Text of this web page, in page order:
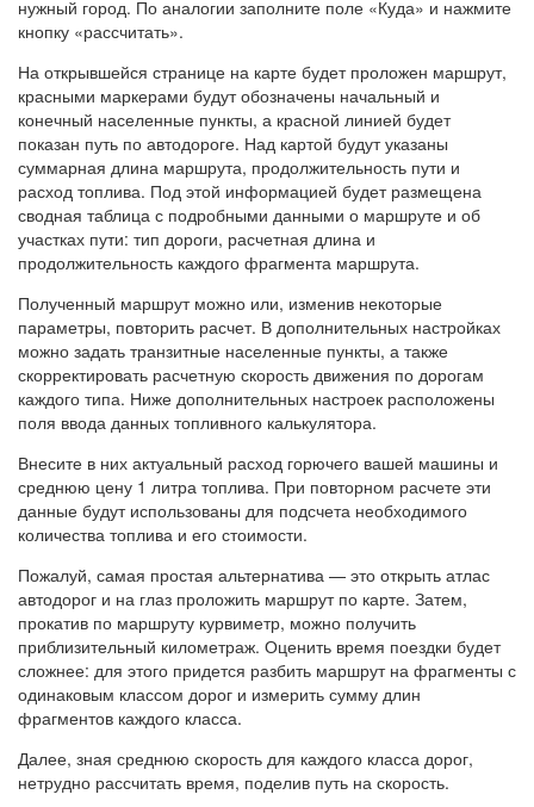
нужный город. По аналогии заполните поле «Куда» и нажмите
кнопку «рассчитать».
На открывшейся странице на карте будет проложен маршрут,
красными маркерами будут обозначены начальный и
конечный населенные пункты, а красной линией будет
показан путь по автодороге. Над картой будут указаны
суммарная длина маршрута, продолжительность пути и
расход топлива. Под этой информацией будет размещена
сводная таблица с подробными данными о маршруте и об
участках пути: тип дороги, расчетная длина и
продолжительность каждого фрагмента маршрута.
Полученный маршрут можно или, изменив некоторые
параметры, повторить расчет. В дополнительных настройках
можно задать транзитные населенные пункты, а также
скорректировать расчетную скорость движения по дорогам
каждого типа. Ниже дополнительных настроек расположены
поля ввода данных топливного калькулятора.
Внесите в них актуальный расход горючего вашей машины и
среднюю цену 1 литра топлива. При повторном расчете эти
данные будут использованы для подсчета необходимого
количества топлива и его стоимости.
Пожалуй, самая простая альтернатива — это открыть атлас
автодорог и на глаз проложить маршрут по карте. Затем,
прокатив по маршруту курвиметр, можно получить
приблизительный километраж. Оценить время поездки будет
сложнее: для этого придется разбить маршрут на фрагменты с
одинаковым классом дорог и измерить сумму длин
фрагментов каждого класса.
Далее, зная среднюю скорость для каждого класса дорог,
нетрудно рассчитать время, поделив путь на скорость.